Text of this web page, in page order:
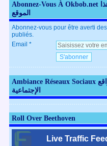
Abonnez-Vous À Okbob.net أشترك في هذا
الموقع
Abonnez-vous pour être averti
publiés.
Email
Ambiance Réseaux Sociaux تابعونا على المواقع
الإجتماعية
Roll Over Beethoven
Live Traffic